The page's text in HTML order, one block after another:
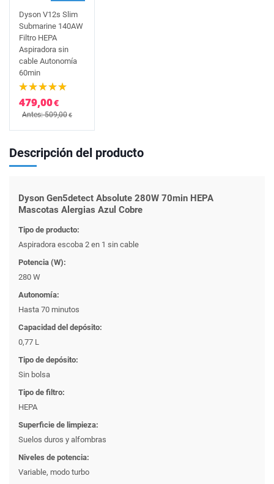
Dyson V12s Slim
Submarine 140AW
Filtro HEPA
Aspiradora sin
cable Autonomía
60min
479,00€
Antes: 509,00€
Descripción del producto
Dyson Gen5detect Absolute 280W 70min HEPA
Mascotas Alergias Azul Cobre
Tipo de producto:
Aspiradora escoba 2 en 1 sin cable
Potencia (W):
280 W
Autonomía:
Hasta 70 minutos
Capacidad del depósito:
0,77 L
Tipo de depósito:
Sin bolsa
Tipo de filtro:
HEPA
Superficie de limpieza:
Suelos duros y alfombras
Niveles de potencia:
Variable, modo turbo